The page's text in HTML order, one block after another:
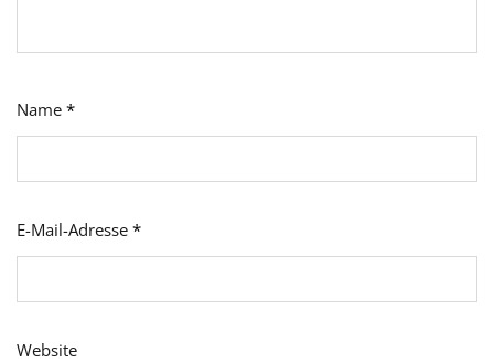
Name *
E-Mail-Adresse *
Website